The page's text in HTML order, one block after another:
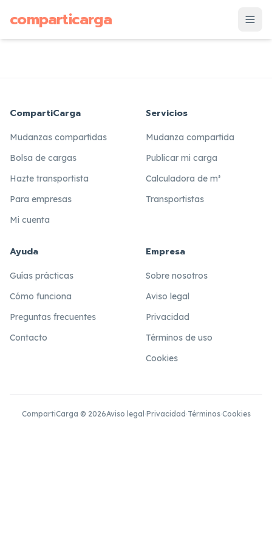
comparticarga
CompartiCarga
Mudanzas compartidas
Bolsa de cargas
Hazte transportista
Para empresas
Mi cuenta
Servicios
Mudanza compartida
Publicar mi carga
Calculadora de m³
Transportistas
Ayuda
Guías prácticas
Cómo funciona
Preguntas frecuentes
Contacto
Empresa
Sobre nosotros
Aviso legal
Privacidad
Términos de uso
Cookies
CompartiCarga © 2026Aviso legal ·Privacidad ·Términos·Cookies